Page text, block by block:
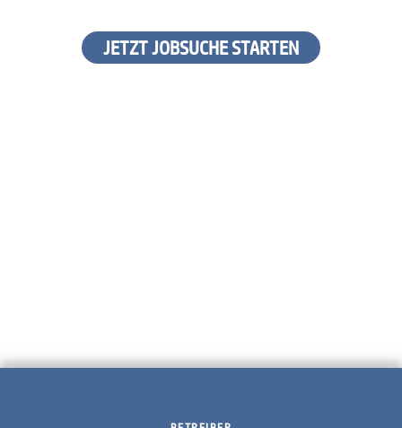
JETZT JOBSUCHE STARTEN